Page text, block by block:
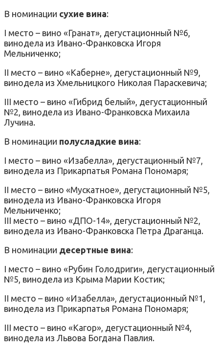
В номинации сухие вина:
I место – вино «Гранат», дегустационный №6,
винодела из Ивано-Франковска Игоря
Мельниченко;
II место – вино «Каберне», дегустационный №9,
винодела из Хмельницкого Николая Параскевича;
III место – вино «Гибрид белый», дегустационный
№2, винодела из Ивано-Франковска Михаила
Лучина.
В номинации полусладкие вина:
I место – вино «Изабелла», дегустационный №7,
винодела из Прикарпатья Романа Пономаря;
II место – вино «Мускатное», дегустационный №5,
винодела из Ивано-Франковска Игоря
Мельниченко;
III место – вино «ДПО-14», дегустационный №2,
винодела из Ивано-Франковска Петра Драганца.
В номинации десертные вина:
I место – вино «Рубин Голодриги», дегустационный
№5, винодела из Крыма Марии Костик;
II место – вино «Изабелла», дегустационный №1,
винодела из Прикарпатья Романа Пономаря;
III место – вино «Кагор», дегустационный №4,
винодела из Львова Богдана Павлия.